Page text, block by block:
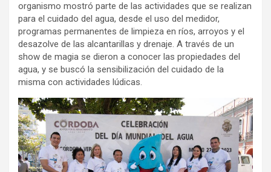
organismo mostró parte de las actividades que se realizan
para el cuidado del agua, desde el uso del medidor,
programas permanentes de limpieza en ríos, arroyos y el
desazolve de las alcantarillas y drenaje. A través de un
show de magia se dieron a conocer las propiedades del
agua, y se buscó la sensibilización del cuidado de la
misma con actividades lúdicas.